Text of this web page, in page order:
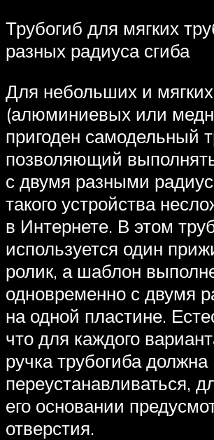
Трубогиб для мягких
разных радиуса сгиба
Для небольших и
(алюминиевых или
пригоден самодельный
позволяющий
с двумя разными
такого устройства
в Интернете. В этом
используется один
ролик, а шаблон
одновременно с двумя
на одной пластине.
что для каждого
ручка трубогиба должна
переустанавливаться,
его основании
отверстия.